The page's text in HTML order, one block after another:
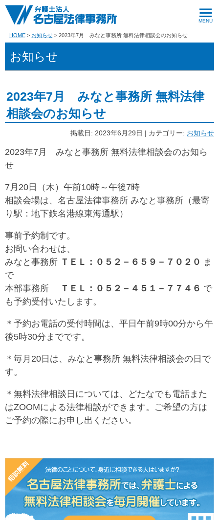
HOME お知らせ 2023年7月 みなと事務所 無料法律相談会のお知らせ
お知らせ
2023年7月 みなと事務所 無料法律
相談会のお知らせ
掲載日: 2023年6月29日 | カテゴリー: お知らせ
2023年7月 みなと事務所 無料法律相談会のお知ら
せ
7月20日（木）午前10時～午後7時
相談会場は、名古屋法律事務所 みなと事務所（最寄
り駅：地下鉄名港線東海通駅）
事前予約制です。
お問い合わせは、
みなと事務所 ＴＥＬ：０５２－６５９－７０２０ ま
で
本部事務所
ＴＥＬ：０５２－４５１－７７４６ で
も予約受付いたします。
＊予約お電話の受付時間は、平日午前9時00分から午
後5時30分までです。
＊毎月20日は、みなと事務所 無料法律相談会の日で
す。
＊無料法律相談日については、どたなでも電話また
はZOOMによる法律相談ができます。ご希望の方は
ご予約の際にお申し出ください。